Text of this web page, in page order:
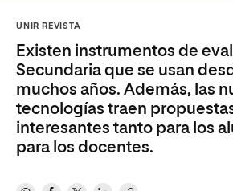
UNIR REVISTA
Existen instrumentos de
Secundaria que se usan
muchos años. Además, las
tecnologías traen
interesantes tanto para los
para los docentes.